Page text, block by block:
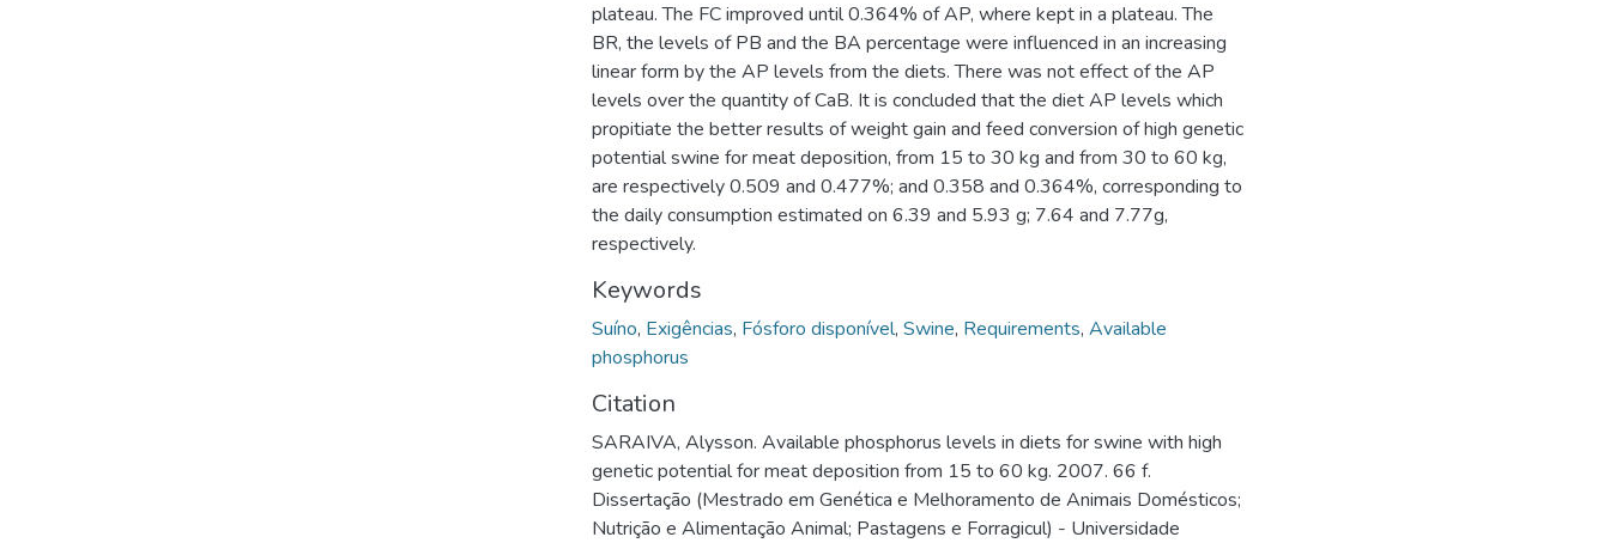
plateau. The FC improved until 0.364% of AP, where kept in a plateau. The
BR, the levels of PB and the BA percentage were influenced in an increasing
linear form by the AP levels from the diets. There was not effect of the AP
levels over the quantity of CaB. It is concluded that the diet AP levels which
propitiate the better results of weight gain and feed conversion of high genetic
potential swine for meat deposition, from 15 to 30 kg and from 30 to 60 kg,
are respectively 0.509 and 0.477%; and 0.358 and 0.364%, corresponding to
the daily consumption estimated on 6.39 and 5.93 g; 7.64 and 7.77g,
respectively.
Keywords
Suíno, Exigências, Fósforo disponível, Swine, Requirements, Available
phosphorus
Citation
SARAIVA, Alysson. Available phosphorus levels in diets for swine with high
genetic potential for meat deposition from 15 to 60 kg. 2007. 66 f.
Dissertação (Mestrado em Genética e Melhoramento de Animais Domésticos;
Nutrição e Alimentação Animal; Pastagens e Forragicul) - Universidade